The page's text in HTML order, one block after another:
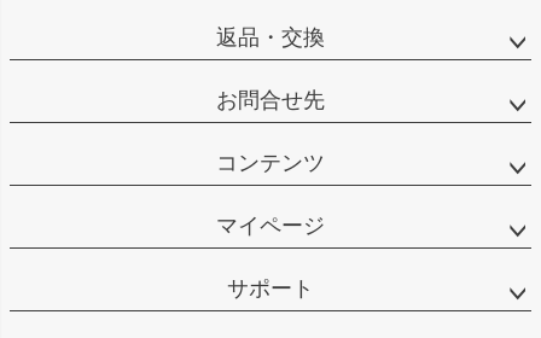
返品・交換
お問合せ先
コンテンツ
マイページ
サポート